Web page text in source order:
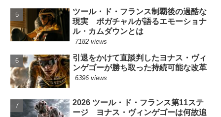
ツール・ド・フランス制覇後の過酷な
現実 ポガチャルが語るエモーショナ
ル・カムダウンとは
7182 views
引退をかけて直談判したヨナス・ヴィ
ンゲゴーが勝ち取った持続可能な改革
6396 views
2026 ツール・ド・フランス第11ステ
ージ ヨナス・ヴィンゲゴーは何故追